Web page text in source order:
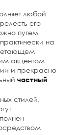
в
будуар.
что
число
мысли
любой
его
путем
на
акцентом
и прекрасно
частный
стилей,